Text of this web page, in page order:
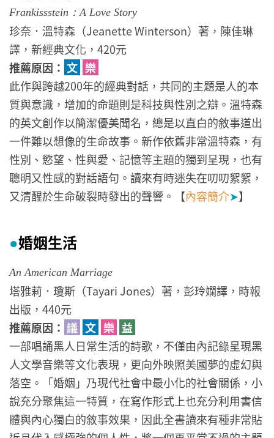
Frankissstein：A Love Story
珍奈．溫特森（Jeanette Winterson）著，陳佳琳
譯，新經典文化，420元
推薦原因： 文 樂
此作與跨越200年的經典對話，共同的主題是人的本
質與意識，增加的命題則是科技與性別之辯。溫特森
的英文創作以簡潔優美聞名，總是以直白的敘事道出
一件難以想像的生命故事。新作依舊非常溫特森，有
性別、慾望、性與愛、記憶等主題的獨到呈現，也有
聰明又性感的對話語句。讀來有時迷失在叨叨絮絮，
又清醒於生命破裂時發出的聲響。【內容簡介➤】
●婚姻生活
An American Marriage
塔雅莉．瓊斯（Tayari Jones）著，彭玲嫻譯，時報
出版，440元
推薦原因： 議 文 樂 益
一部唱誦黑人日常生活的詩歌，不僅由內記錄呈現黑
人文學音樂等文化表現，更向外映照美國夢的虛幻與
落空。「婚姻」乃現代社會中最小化的社會關係，小
說充分聚焦這一特質，在寫作形式上也充分利用書信
體與內心獨白的敘事效果，因此全書讀來有種非常貼